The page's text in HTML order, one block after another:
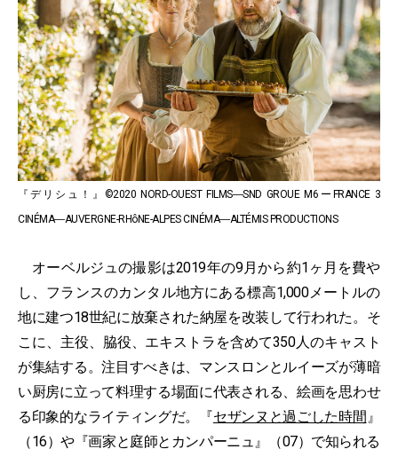
『デリシュ！』©2020 NORD-OUEST FILMS―SND GROUE M6ーFRANCE 3
CINÉMA―AUVERGNE-RHôNE-ALPES CINÉMA―ALTÉMIS PRODUCTIONS
オーベルジュの撮影は2019年の9月から約1ヶ月を費や
し、フランスのカンタル地方にある標高1,000メートルの
地に建つ18世紀に放棄された納屋を改装して行われた。そ
こに、主役、脇役、エキストラを含めて350人のキャスト
が集結する。注目すべきは、マンスロンとルイーズが薄暗
い厨房に立って料理する場面に代表される、絵画を思わせ
る印象的なライティングだ。『セザンヌと過ごした時間』
（16）や『画家と庭師とカンパーニュ』（07）で知られる